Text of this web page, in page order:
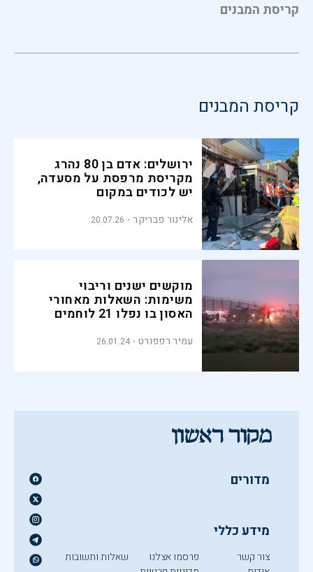
קריסת המבנים
קריסת המבנים
ירושלים: אדם בן 80 נהרג
מקריסת מרפסת על מסעדה,
יש לכודים במקום
אלינור פבריקר 20.07.26
מוקשים ישנים וריבוי
משימות: השאלות מאחורי
האסון בו נפלו 21 לוחמים
עמיר רפפורט 26.01.24
מדורים
מידע כללי
צור קשר
פרסמו אצלנו
שאלות ותשובות